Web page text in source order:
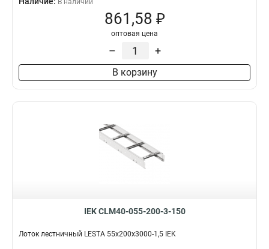
В наличии
861,58 ₽
оптовая цена
– +
В корзину
IEK CLM40-055-200-3-150
Лоток лестничный LESTA 55х200х3000-1,5 IEK